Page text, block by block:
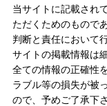
当サイトに記載され
ただくためのもので
判断と責任において
サイトの掲載情報は
全ての情報の正確性
ラブル等の損失が被
ので、予めご了承下さ